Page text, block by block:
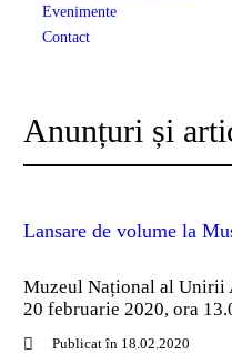
Evenimente
Contact
Anunțuri și
Lansare de volume la
Muzeul Național al Unirii
20 februarie 2020, ora
Publicat în 18.02.2020